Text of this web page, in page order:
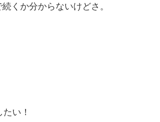
くか分からないけどさ。
い！